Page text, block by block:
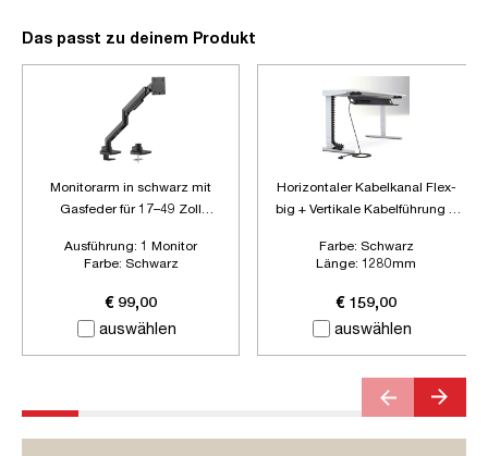
Das passt zu deinem Produkt
auswählen
Monitorarm in schwarz mit
Gasfeder für 17–49 Zoll
Ausführung: 1 Monitor
Farbe: Schwarz
€ 99,00
auswählen
Horizontaler Kabelkanal Flex-
big + Vertikale Kabelführung +
Farbe: Schwarz
Länge: 1280mm
Kabelführung + 6-fach
Steckdose
€ 159,00